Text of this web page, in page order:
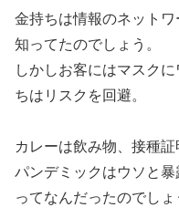
金持ちは情報のネット
知ってたのでしょう。
しかしお客にはマスク
ちはリスクを回避。
カレーは飲み物、接種証
パンデミックはウソと
ってなんだったのでしょ